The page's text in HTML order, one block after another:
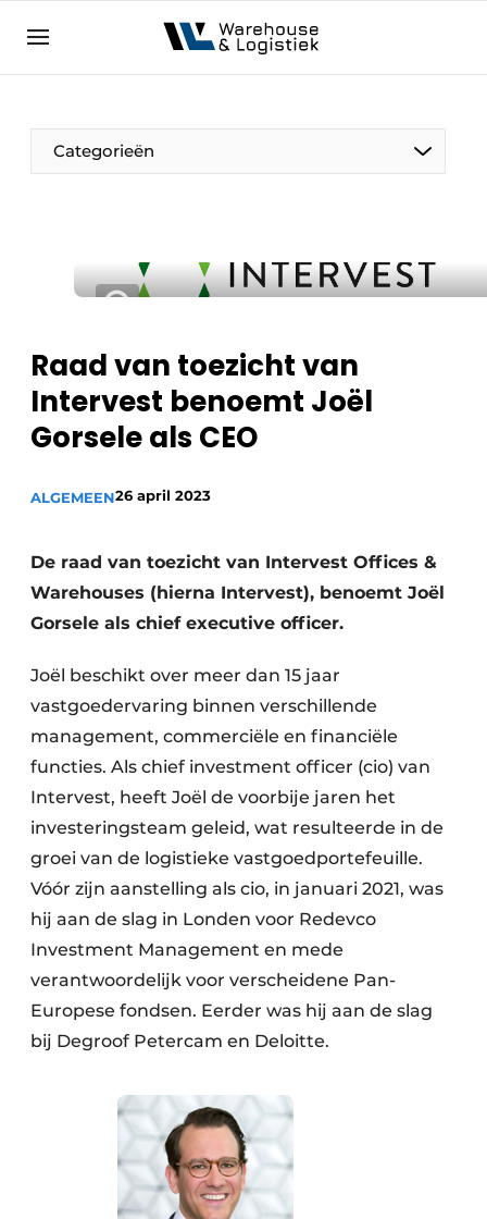
NL EN
Categorieën
Raad van toezicht van
Intervest benoemt Joël
Gorsele als CEO
ALGEMEEN26 april 2023
De raad van toezicht van Intervest Offices &
Warehouses (hierna Intervest), benoemt Joël
Gorsele als chief executive officer.
Joël beschikt over meer dan 15 jaar
vastgoedervaring binnen verschillende
management, commerciële en financiële
functies. Als chief investment officer (cio) van
Intervest, heeft Joël de voorbije jaren het
investeringsteam geleid, wat resulteerde in de
groei van de logistieke vastgoedportefeuille.
Vóór zijn aanstelling als cio, in januari 2021, was
hij aan de slag in Londen voor Redevco
Investment Management en mede
verantwoordelijk voor verscheidene Pan-
Europese fondsen. Eerder was hij aan de slag
bij Degroof Petercam en Deloitte.